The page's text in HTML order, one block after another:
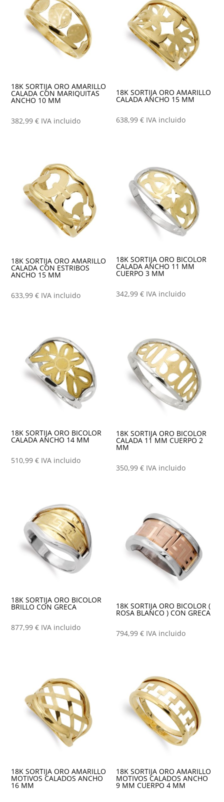
18K SORTIJA ORO AMARILLO
CALADA CON MARIQUITAS
ANCHO 10 MM
382,99€ IVA incluido
18K SORTIJA ORO AMARILLO
CALADA ANCHO 15 MM
638,99€ IVA incluido
18K SORTIJA ORO AMARILLO
CALADA CON ESTRIBOS
ANCHO 15 MM
633,99€ IVA incluido
18K SORTIJA ORO BICOLOR
CALADA ANCHO 11 MM
CUERPO 3 MM
342,99€ IVA incluido
18K SORTIJA ORO BICOLOR
CALADA ANCHO 14 MM
510,99€ IVA incluido
18K SORTIJA ORO BICOLOR
CALADA 11 MM CUERPO 2
MM
350,99€ IVA incluido
18K SORTIJA ORO BICOLOR
BRILLO CON GRECA
877,99€ IVA incluido
18K SORTIJA ORO BICOLOR (
ROSA BLANCO ) CON GRECA
794,99€ IVA incluido
18K SORTIJA ORO AMARILLO
MOTIVOS CALADOS ANCHO
16 MM
18K SORTIJA ORO AMARILLO
MOTIVOS CALADOS ANCHO
9 MM CUERPO 4 MM